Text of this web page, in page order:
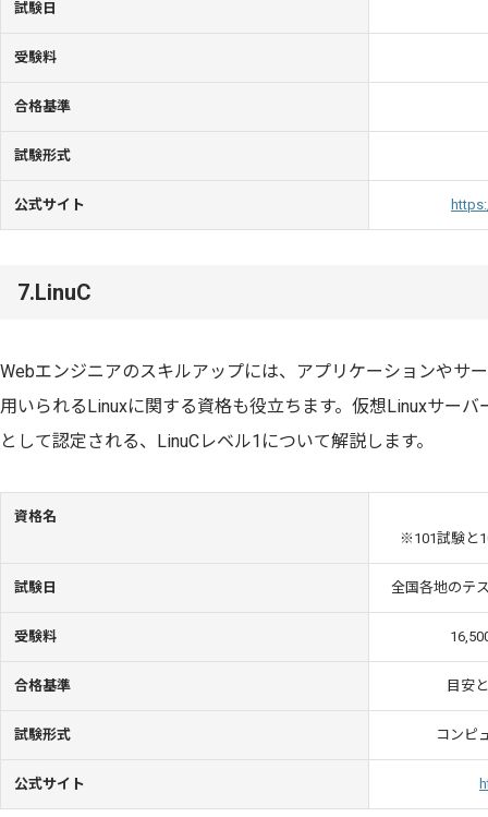
試験日
受験料
合格基準
試験形式
公式サイト
7.LinuC
Webエンジニアのスキルアップには、アプリケーションやサ
用いられるLinuxに関する資格も役立ちます。仮想Linuxサー
として認定される、LinuCレベル1について解説します。
資格名
※101試験と
試験日 全国各地のテ
受験料
合格基準 目安
試験形式 コンピ
公式サイト